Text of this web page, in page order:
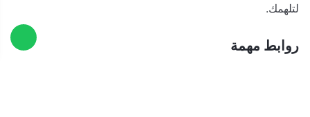
لتلهمك.
روابط مهمة